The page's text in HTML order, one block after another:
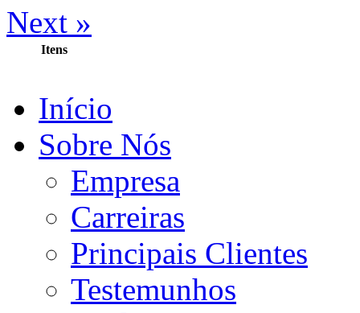
Next »
Itens
Início
Sobre Nós
Empresa
Carreiras
Principais Clientes
Testemunhos